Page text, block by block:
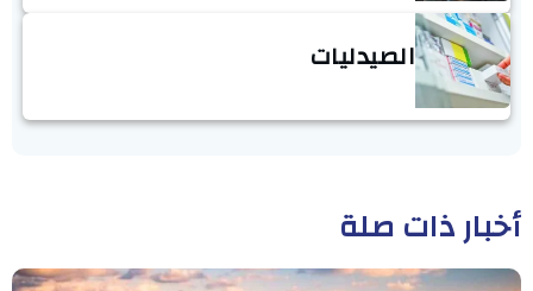
الصيدليات
أخبار ذات صلة